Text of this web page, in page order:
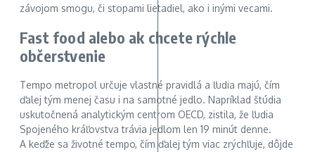
závojom smogu, či stopami lietadiel, ako i inými vecami.
Fast food alebo ak chcete rýchle
občerstvenie
Tempo metropol určuje vlastné pravidlá a ľudia majú, čím
ďalej tým menej času i na samotné jedlo. Napríklad štúdia
uskutočnená analytickým centrom OECD, zistila, že ľudia
Spojeného kráľovstva trávia jedlom len 19 minút denne.
A keďže sa životné tempo, čím ďalej tým viac zrýchľuje, dôjde